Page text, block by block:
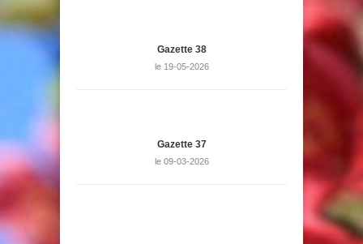
Gazette 38
le 19-05-2026
Gazette 37
le 09-03-2026